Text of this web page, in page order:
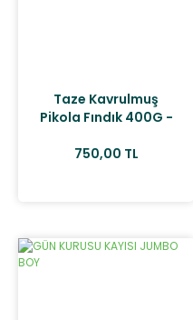
Taze Kavrulmuş
Pikola Fındık 400G -
750,00 TL